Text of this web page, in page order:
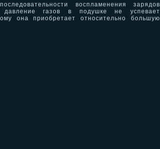
воспламенения зарядов
давление газов в подушке не успевает
она приобретает относительно большую